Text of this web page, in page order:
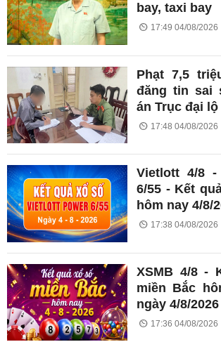
bay, taxi bay
17:49 04/08/2026
Phạt 7,5
đăng tin sai
án Trục đại
17:48 04/08/2026
Vietlott 4/8
6/55 - Kết
hôm nay 4/8/
17:38 04/08/2026
XSMB 4/8 -
miền Bắc
ngày 4/8/2026
17:36 04/08/2026